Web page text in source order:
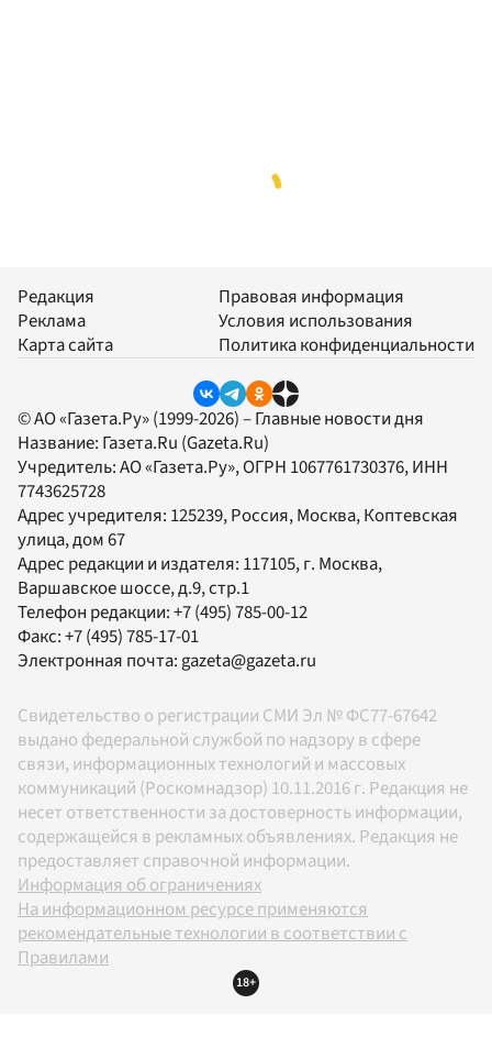
Редакция
Реклама
Карта сайта
Правовая информация
Условия использования
Политика конфиденциальности
© АО «Газета.Ру» (1999-2026) – Главные новости дня
Название: Газета.Ru (Gazeta.Ru)
Учредитель:АО «Газета.Ру», ОГРН 1067761730376, ИНН
7743625728
Адрес учредителя: 125239, Россия, Москва, Коптевская
улица, дом 67
Адрес редакции и издателя: 117105, г. Москва,
Варшавское шоссе, д.9, стр.1
Телефон редакции:+7 (495) 785-00-12
Факс:+7 (495) 785-17-01
Электронная почта: gazeta@gazeta.ru
Свидетельство о регистрации СМИ Эл № ФС77-67642
выдано федеральной службой по надзору в сфере
связи, информационных технологий и массовых
коммуникаций (Роскомнадзор) 10.11.2016 г. Редакция не
несет ответственности за достоверность информации,
содержащейся в рекламных объявлениях. Редакция не
предоставляет справочной информации.
Информация об ограничениях
На информационном ресурсе применяются
рекомендательные технологии в соответствии с
Правилами
18+